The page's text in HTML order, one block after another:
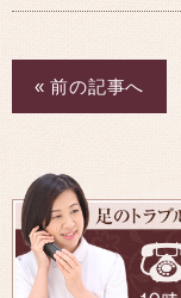
« 前の記事へ